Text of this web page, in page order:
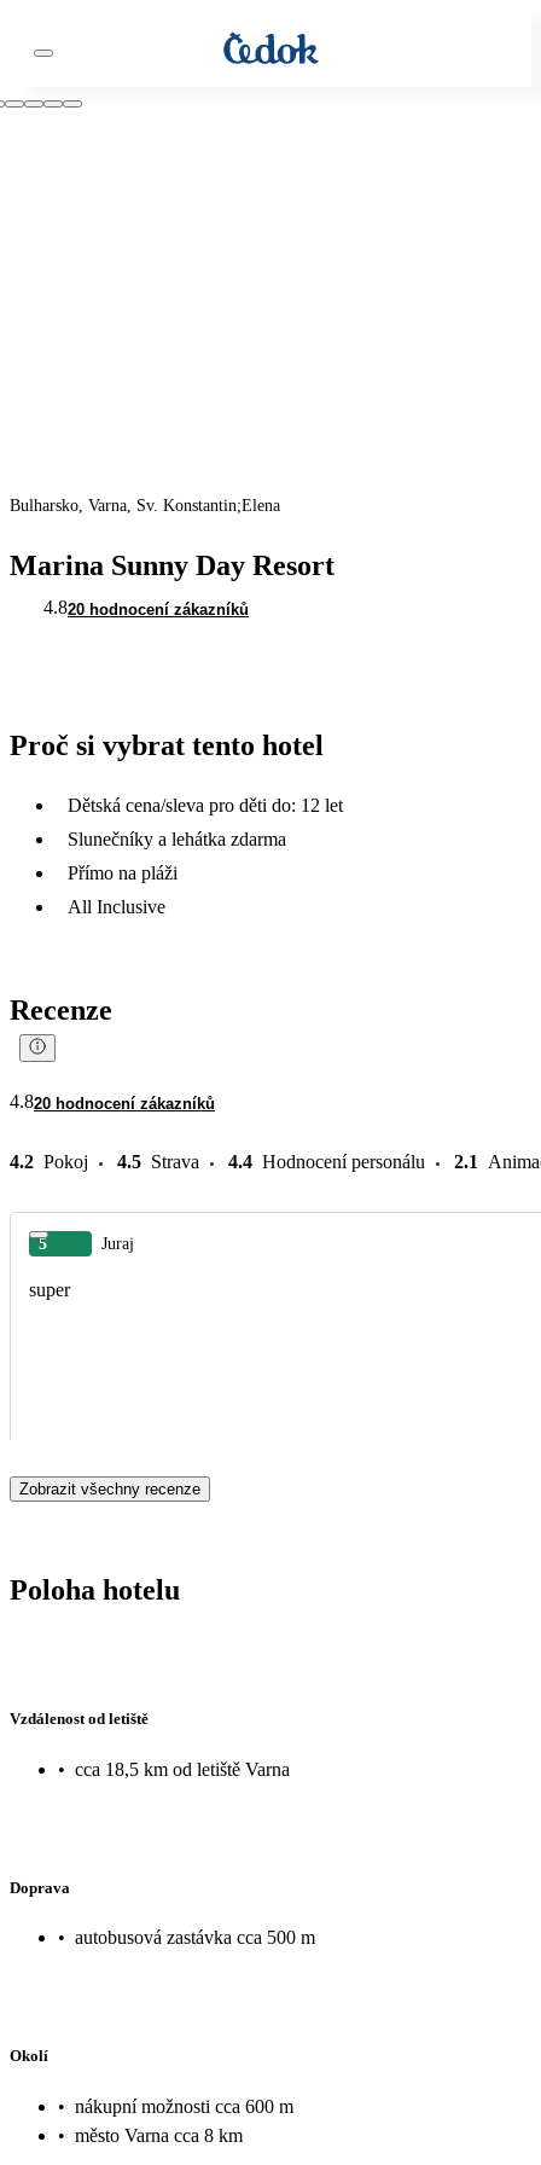
Bulharsko, Varna, Sv. Konstantin;Elena
Marina Sunny Day Resort
4.820 hodnocení zákazníků
Proč si vybrat tento hotel
Dětská cena/sleva pro děti do: 12 let
Slunečníky a lehátka zdarma
Přímo na pláži
All Inclusive
Recenze
4.820 hodnocení zákazníků
4.2 Pokoj 4.5 Strava 4.4 Hodnocení personálu 2.1
5 Juraj
super
Zobrazit všechny recenze
Poloha hotelu
Vzdálenost od letiště
• cca 18,5 km od letiště Varna
Doprava
• autobusová zastávka cca 500 m
Okolí
• nákupní možnosti cca 600 m
• město Varna cca 8 km